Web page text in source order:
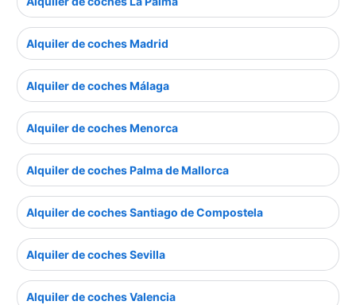
Alquiler de coches Madrid
Alquiler de coches Málaga
Alquiler de coches Menorca
Alquiler de coches Palma de Mallorca
Alquiler de coches Santiago de Compostela
Alquiler de coches Sevilla
Alquiler de coches Valencia